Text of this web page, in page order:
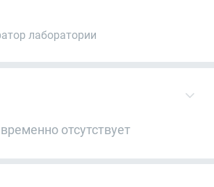
лаборатории
отсутствует